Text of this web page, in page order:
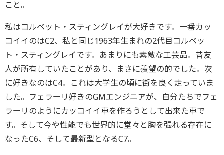
こと。
私はコルベット・スティングレイが大好きです。一番カッ
コイイのはC2、私と同じ1963年生まれの2代目コルベッ
ト・スティングレイです。あまりにも素敵な工芸品。昔友
人が所有していたことがあり、まさに羨望の的でした。次
に好きなのはC4。これは大学生の頃に街を良く走っていま
した。フェラーリ好きのGMエンジニアが、自分たちでフェ
ラーリのようにカッコイイ車を作ろうとして出来た車で
す。そして今や性能でも世界的に堂々と胸を張れる存在に
なったC6、そして最新型となるC7。